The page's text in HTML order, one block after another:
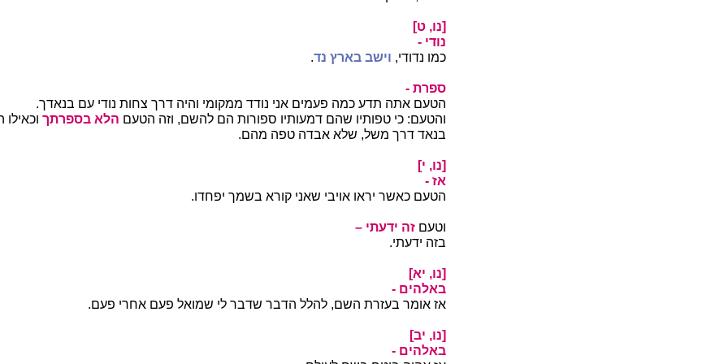
[נו, ט]
נודי -
כמו נדודי, וישב בארץ נד.
ספרת -
הטעם אתה תדע כמה פעמים אני נודד ממקומי והיה דרך צחות נודי עם בנאדך.
והטעם: כי טפותיו שהם דמעותיו ספורות הם להשם, וזה הטעם הלא בספרתך
בנאד דרך משל, שלא אבדה טפה מהם.
[נו, י]
אז -
הטעם כאשר יראו אויבי שאני קורא בשמך יפחדו.
וטעם זה ידעתי –
בזה ידעתי.
[נו, יא]
באלהים -
אז אומר בעזרת השם, להלל הדבר שדבר לי שמואל פעם אחרי פעם.
[נו, יב]
באלהים -